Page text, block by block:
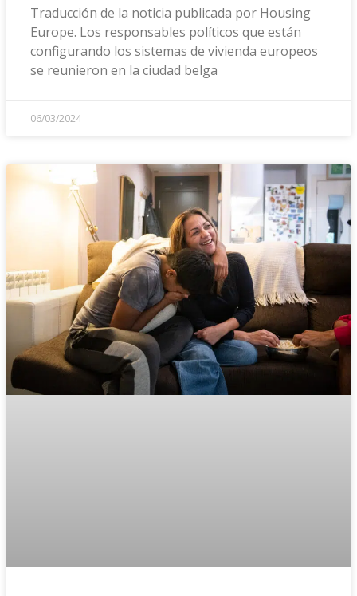
Traducción de la noticia publicada por Housing
Europe. Los responsables políticos que están
configurando los sistemas de vivienda europeos
se reunieron en la ciudad belga
06/03/2024